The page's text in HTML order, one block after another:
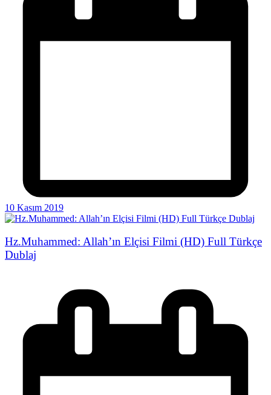
10 Kasım 2019
Hz.Muhammed: Allah’ın Elçisi Filmi (HD) Full Türkçe
Dublaj